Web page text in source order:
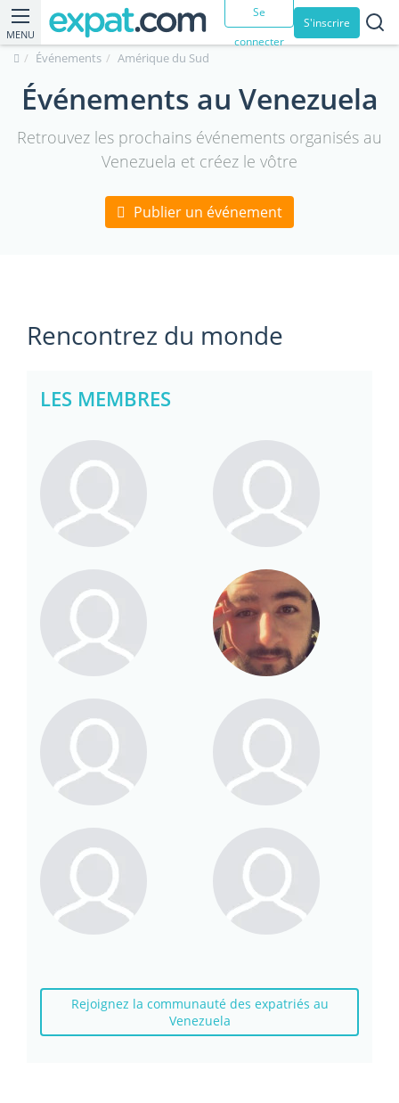
MENU
Se
connecter
S'inscrire
Événements Amérique du Sud
Événements au Venezuela
Retrouvez les prochains événements organisés au
Venezuela et créez le vôtre
Publier un événement
Rencontrez du monde
LES MEMBRES
Rejoignez la communauté des expatriés au
Venezuela